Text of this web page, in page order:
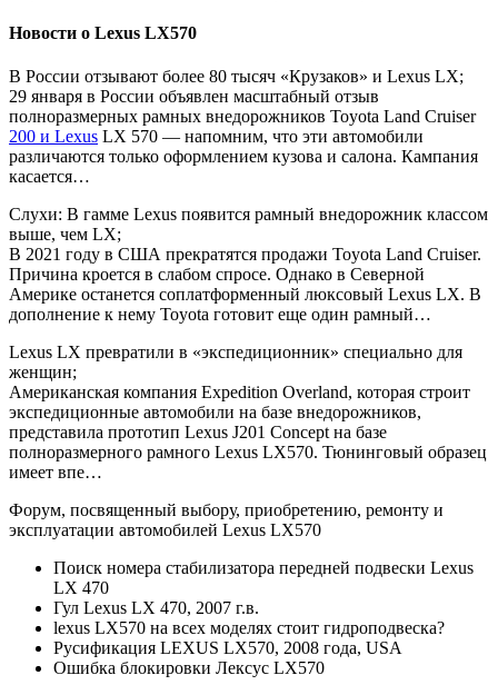
Новости о Lexus LX570
В России отзывают более 80 тысяч «Крузаков» и Lexus LX;
29 января в России объявлен масштабный отзыв
полноразмерных рамных внедорожников Toyota Land Cruiser
200 и Lexus LX 570 — напомним, что эти автомобили
различаются только оформлением кузова и салона. Кампания
касается…
Слухи: В гамме Lexus появится рамный внедорожник классом
выше, чем LX;
В 2021 году в США прекратятся продажи Toyota Land Cruiser.
Причина кроется в слабом спросе. Однако в Северной
Америке останется соплатформенный люксовый Lexus LX. В
дополнение к нему Toyota готовит еще один рамный…
Lexus LX превратили в «экспедиционник» специально для
женщин;
Американская компания Expedition Overland, которая строит
экспедиционные автомобили на базе внедорожников,
представила прототип Lexus J201 Concept на базе
полноразмерного рамного Lexus LX570. Тюнинговый образец
имеет впе…
Форум, посвященный выбору, приобретению, ремонту и
эксплуатации автомобилей Lexus LX570
Поиск номера стабилизатора передней подвески Lexus
LX 470
Гул Lexus LX 470, 2007 г.в.
lexus LX570 на всех моделях стоит гидроподвеска?
Русификация LEXUS LX570, 2008 года, USA
Ошибка блокировки Лексус LX570